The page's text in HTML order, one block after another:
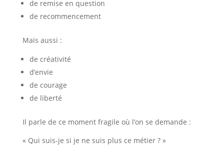
de remise en question
de recommencement
Mais aussi :
de créativité
d’envie
de courage
de liberté
Il parle de ce moment fragile où l’on se demande :
« Qui suis-je si je ne suis plus ce métier ? »